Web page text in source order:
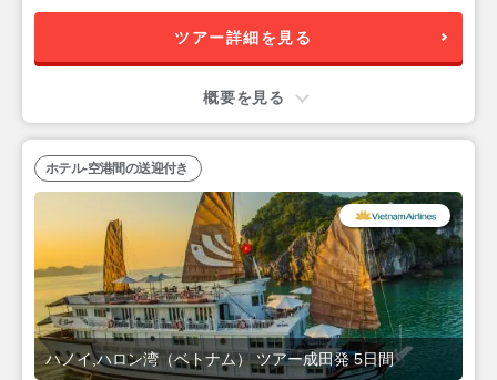
ツアー詳細を見る
概要を見る
ハノイ,ハロン湾（ベトナム） ツアー成田発 5日間
ホテル-空港間の送迎付き